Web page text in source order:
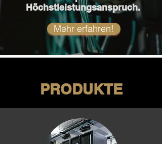
Höchstleistungsanspruch.
Mehr erfahren!
PRODUKTE